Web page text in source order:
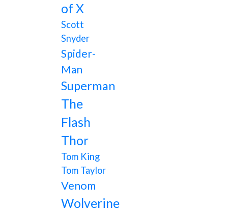
of X
Scott
Snyder
Spider-
Man
Superman
The
Flash
Thor
Tom King
Tom Taylor
Venom
Wolverine